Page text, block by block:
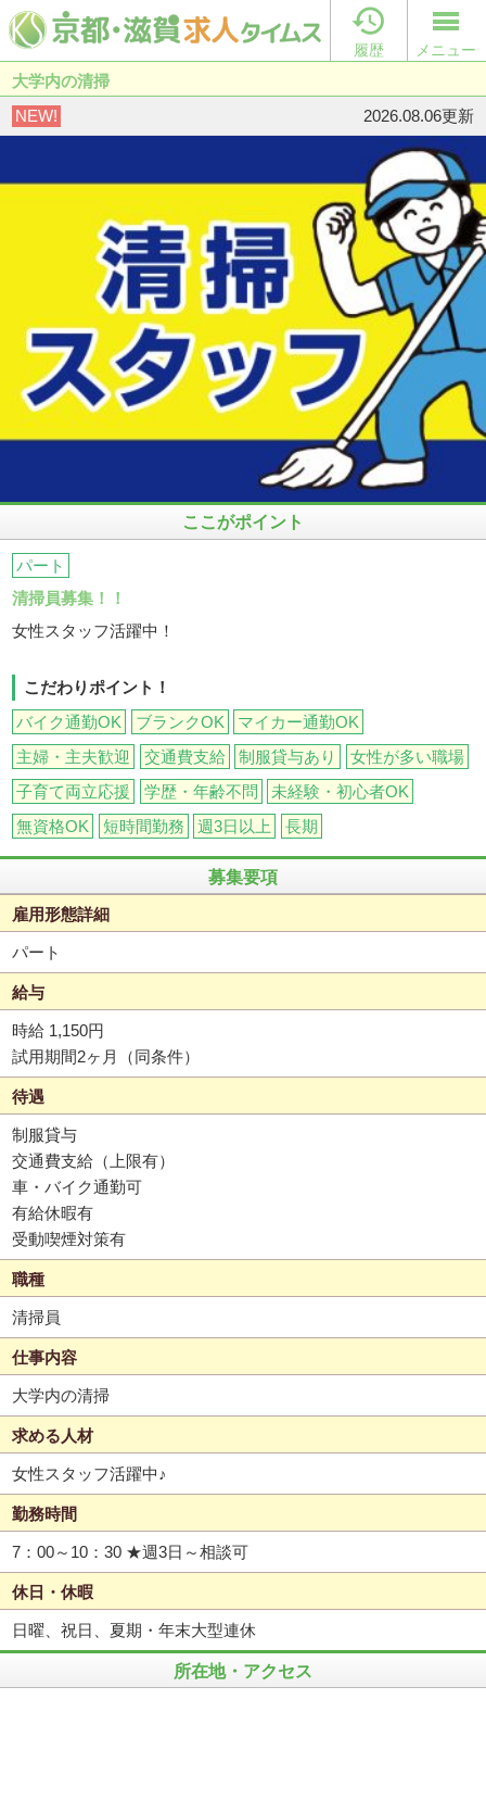

履歴 メニュー
大学内の清掃
NEW!
2026.08.06更新
ここがポイント
パート
清掃員募集！！
女性スタッフ活躍中！
こだわりポイント！
バイク通勤OK
ブランクOK
マイカー通勤OK
主婦・主夫歓迎
交通費支給 制服貸与あり
女性が多い職場
子育て両立応援
学歴・年齢不問
未経験・初心者OK
無資格OK
短時間勤務 週3日以上 長期
募集要項
雇用形態詳細
パート
給与
時給 1,150円
試用期間2ヶ月（同条件）
待遇
制服貸与
交通費支給（上限有）
車・バイク通勤可
有給休暇有
受動喫煙対策有
職種
清掃員
仕事内容
大学内の清掃
求める人材
女性スタッフ活躍中♪
勤務時間
7：00～10：30 ★週3日～相談可
休日・休暇
日曜、祝日、夏期・年末大型連休
所在地・アクセス